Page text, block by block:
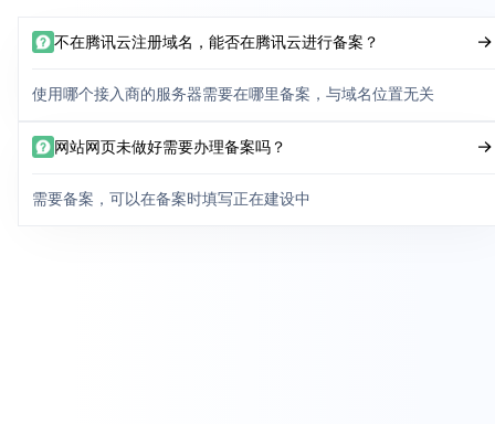
不在腾讯云注册域名，能否在腾讯云进行备案？
使用哪个接入商的服务器需要在哪里备案，与域名位置无关
网站网页未做好需要办理备案吗？
需要备案，可以在备案时填写正在建设中